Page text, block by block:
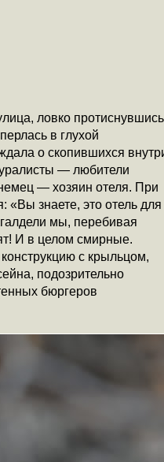
ловко протиснувшись
в глухой
о скопившихся
— любители
— хозяин отеля. При
«Вы знаете, это отель для
мы, перебивая
И в целом смирные.
с крыльцом,
подозрительно
бюргеров